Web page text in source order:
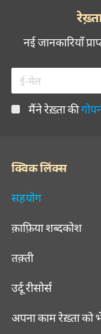
नई जानकारियाँ
मैंने रेख़्ता की
क्विक लिंक्स
सहयोग
क़ाफ़िया शब्दकोश
तक़्ती
उर्दू रीसोर्स
अपना काम रेख़्ता को